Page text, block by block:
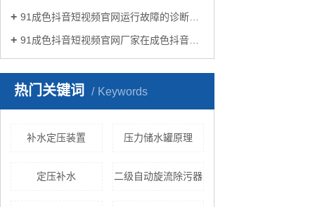
91成色抖音短视频官网运行故障的诊断及处理方法
91成色抖音短视频官网厂家在成色抖音生活中有哪些作用？
热门关键词 Keywords
补水定压装置 压力储水罐原理
定压补水 二级自动旋流除污器